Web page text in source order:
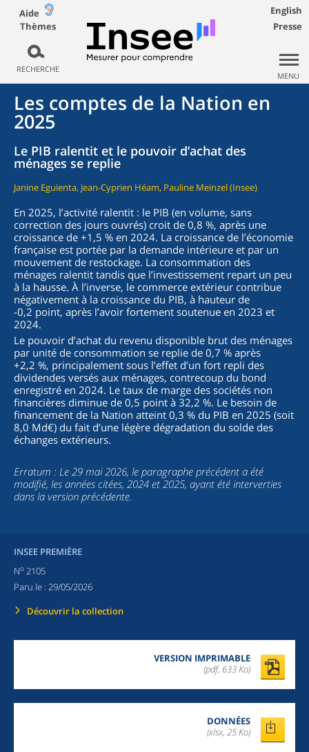
Aide
Thèmes
RECHERCHE
English
Presse
MENU
Les comptes de la Nation en
2025
Le PIB ralentit et le pouvoir d’achat des
ménages se replie
Janine Eguienta, Jean-Cyprien Héam, Pauline Meinzel (Insee)
En 2025, l’activité ralentit : le PIB (en volume, sans
correction des jours ouvrés) croit de 0,8 %, après une
croissance de +1,5 % en 2024. La croissance de l’économie
française est portée par la demande intérieure et par un
mouvement de restockage. La consommation des
ménages ralentit tandis que l’investissement repart un peu
à la hausse. À l’inverse, le commerce extérieur contribue
négativement à la croissance du PIB, à hauteur de
-0,2 point, après l’avoir fortement soutenue en 2023 et
2024.
Le pouvoir d’achat du revenu disponible brut des ménages
par unité de consommation se replie de 0,7 % après
+2,2 %, principalement sous l’effet d’un fort repli des
dividendes versés aux ménages, contrecoup du bond
enregistré en 2024. Le taux de marge des sociétés non
financières diminue de 0,5 point à 32,2 %. Le besoin de
financement de la Nation atteint 0,3 % du PIB en 2025 (soit
8,0 Md€) du fait d’une légère dégradation du solde des
échanges extérieurs.
Erratum : Le 29 mai 2026, le paragraphe précédent a été
modifié, les années citées, 2024 et 2025, ayant été interverties
dans la version précédente.
INSEE PREMIÈRE
No 2105
Paru le : 29/05/2026
Découvrir la collection
VERSION IMPRIMABLE
(pdf, 633 Ko)
DONNÉES
(xlsx, 25 Ko)